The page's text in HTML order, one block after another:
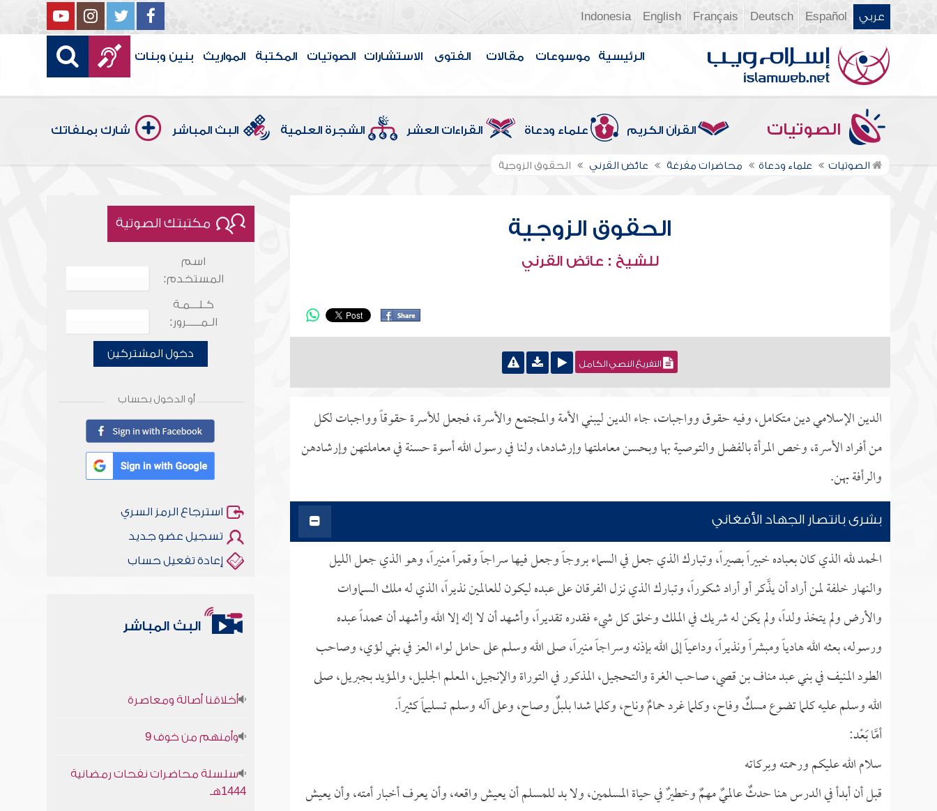
عربي Español
Deutsch
Français
English
Indonesia
الرئيسية موسوعات مقالات الفتوى الاستشارات الصوتيات المكتبة المواريث بنين وبنات
الصوتيات القرآن الكريم علماء ودعاة القراءات العشر الشجرة العلمية البث المباشر شارك بملفاتك
الصوتيات علماء ودعاة محاضرات مفرغة عائض القرني الحقوق الزوجية
الحقوق الزوجية
للشيخ : عائض القرني
التفريغ النصي الكامل
الدين الإسلامي دين متكامل، وفيه حقوق وواجبات، جاء الدين ليبني الأمة والمجتمع والأسرة، فجعل للأسرة حقوقاً وواجبات لكل
من أفراد الأسرة، وخص المرأة بالفضل والتوصية بها وبحسن معاملتها وإرشادها، ولنا في رسول الله أسوة حسنة في معاملتهن وإرشادهن
والرأفة بهن.
بشرى بانتصار الجهاد الأفغاني
الحمد لله الذي كان بعباده خبيراً بصيراً، وتبارك الذي جعل في السماء بروجاً وجعل فيها سراجاً وقمراً منيراً، وهو الذي جعل الليل
والنهار خلفة لمن أراد أن يذَّكر أو أراد شكوراً، وتبارك الذي نزل الفرقان على عبده ليكون للعالمين نذيراً، الذي له ملك السماوات
والأرض ولم يتخذ ولداً، ولم يكن له شريك في الملك وخلق كل شيء فقدره تقديراً، وأشهد أن لا إله إلا الله وأشهد أن محمداً عبده
ورسوله، بعثه الله هادياً ومبشراً ونذيراً، وداعياً إلى الله بإذنه وسراجاً منيراً، صلى الله وسلم على حامل لواء العز في بني لؤي، وصاحب
الطود المنيف في بني عبد مناف بن قصي، صاحب الغرة والتحجيل، المذكور في التوراة والإنجيل، المعلم الجليل، والمؤيد بجبريل، صلى
الله وسلم عليه كلما تضوع مسكٌ وفاح، وكلما غرد حمامٌ وناح، وكلما شدا بلبلٌ وصاح، وعلى آله وسلم تسليماً كثيراً.
أمَّا بَعْد:
سلام الله عليكم ورحمته وبركاته
قبل أن أبدأ في الدرس هنا حدثٌ عالميٌ مهمٌ وخطيرٌ في حياة المسلمين، ولا بد للمسلم أن يعيش واقعه، وأن يعرف أخبار أمته، وأن يعيش
مكتبتك الصوتية
اسم
المستخدم:
كـلـــمـة
الـمـــــرور:
دخول المشتركين
أو الدخول بحساب
استرجاع الرمز السري
تسجيل عضو جديد
إعادة تفعيل حساب
البث المباشر
1444هـ